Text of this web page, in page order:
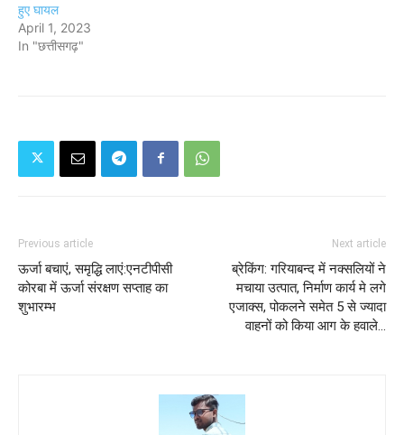
हुए घायल
April 1, 2023
In "छत्तीसगढ़"
Previous article
ऊर्जा बचाएं, समृद्धि लाएं:एनटीपीसी
कोरबा में ऊर्जा संरक्षण सप्ताह का
शुभारम्भ
Next article
ब्रेकिंग: गरियाबन्द में नक्सलियों ने
मचाया उत्पात, निर्माण कार्य मे लगे
एजाक्स, पोकलने समेत 5 से ज्यादा
वाहनों को किया आग के हवाले…